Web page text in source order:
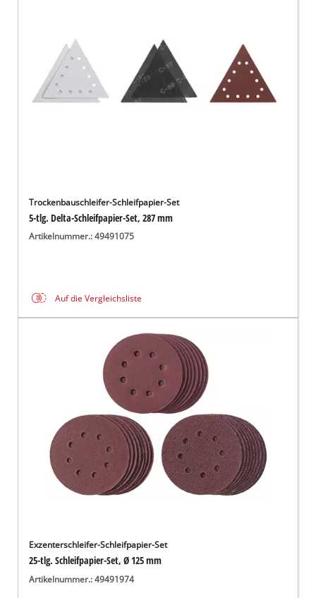
Trockenbauschleifer-Schleifpapier-Set
5-tlg. Delta-Schleifpapier-Set, 287 mm
Artikelnummer.: 49491075
Auf die Vergleichsliste
Exzenterschleifer-Schleifpapier-Set
25-tlg. Schleifpapier-Set, Ø 125 mm
Artikelnummer.: 49491974